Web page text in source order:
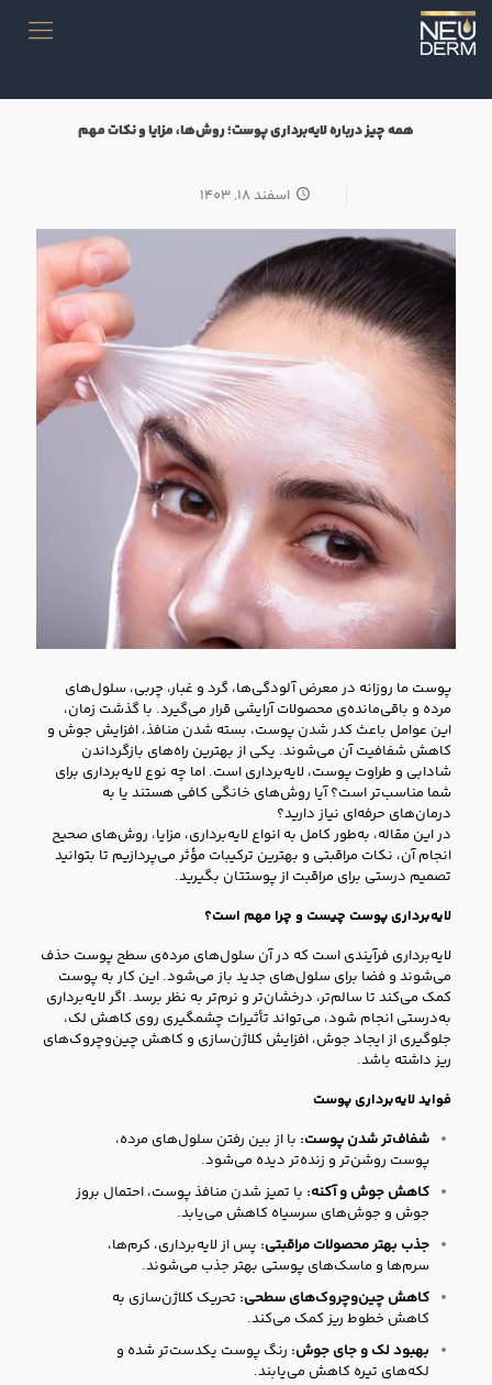
همه‌ چیز درباره لایه‌برداری پوست؛ روش‌ها، مزایا و نکات مهم
اسفند ۱۸, ۱۴۰۳
پوست ما روزانه در معرض آلودگی‌ها، گرد و غبار، چربی، سلول‌های
مرده و باقی‌مانده‌ی محصولات آرایشی قرار می‌گیرد. با گذشت زمان،
این عوامل باعث کدر شدن پوست، بسته شدن منافذ، افزایش جوش و
کاهش شفافیت آن می‌شوند. یکی از بهترین راه‌های بازگرداندن
شادابی و طراوت پوست، لایه‌برداری است. اما چه نوع لایه‌برداری برای
شما مناسب‌تر است؟ آیا روش‌های خانگی کافی هستند یا به
درمان‌های حرفه‌ای نیاز دارید؟
در این مقاله، به‌طور کامل به انواع لایه‌برداری، مزایا، روش‌های صحیح
انجام آن، نکات مراقبتی و بهترین ترکیبات مؤثر می‌پردازیم تا بتوانید
تصمیم درستی برای مراقبت از پوستتان بگیرید.
لایه‌برداری پوست چیست و چرا مهم است؟
لایه‌برداری فرآیندی است که در آن سلول‌های مرده‌ی سطح پوست حذف
می‌شوند و فضا برای سلول‌های جدید باز می‌شود. این کار به پوست
کمک می‌کند تا سالم‌تر، درخشان‌تر و نرم‌تر به نظر برسد. اگر لایه‌برداری
به‌درستی انجام شود، می‌تواند تأثیرات چشمگیری روی کاهش لک،
جلوگیری از ایجاد جوش، افزایش کلاژن‌سازی و کاهش چین‌وچروک‌های
ریز داشته باشد.
فواید لایه‌برداری پوست
شفاف‌تر شدن پوست: با از بین رفتن سلول‌های مرده،
پوست روشن‌تر و زنده‌تر دیده می‌شود.
کاهش جوش و آکنه: با تمیز شدن منافذ پوست، احتمال بروز
جوش و جوش‌های سرسیاه کاهش می‌یابد.
جذب بهتر محصولات مراقبتی: پس از لایه‌برداری، کرم‌ها،
سرم‌ها و ماسک‌های پوستی بهتر جذب می‌شوند.
کاهش چین‌وچروک‌های سطحی: تحریک کلاژن‌سازی به
کاهش خطوط ریز کمک می‌کند.
بهبود لک و جای جوش: رنگ پوست یکدست‌تر شده و
لکه‌های تیره کاهش می‌یابند.